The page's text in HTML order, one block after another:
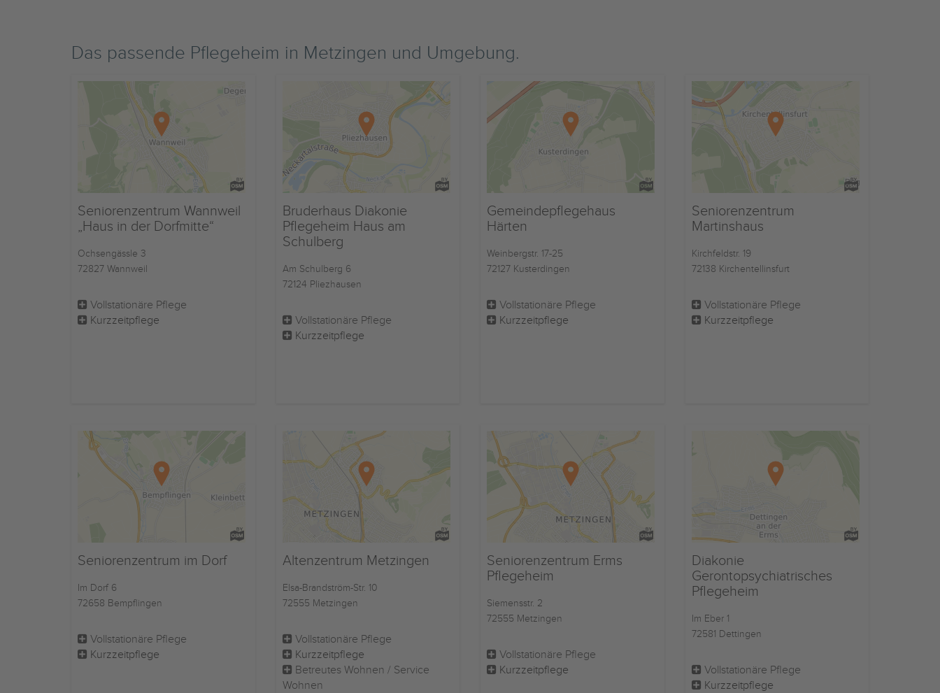
Das passende Pflegeheim in Metzingen und Umgebung.
Seniorenzentrum Wannweil
„Haus in der Dorfmitte“
Ochsengässle 3
72827 Wannweil
Vollstationäre Pflege
Kurzzeitpflege
Bruderhaus Diakonie
Pflegeheim Haus am
Schulberg
Am Schulberg 6
72124 Pliezhausen
Vollstationäre Pflege
Kurzzeitpflege
Gemeindepflegehaus
Härten
Weinbergstr. 17-25
72127 Kusterdingen
Vollstationäre Pflege
Kurzzeitpflege
Seniorenzentrum
Martinshaus
Kirchfeldstr. 19
72138 Kirchentellinsfurt
Vollstationäre Pflege
Kurzzeitpflege
Seniorenzentrum im Dorf
Im Dorf 6
72658 Bempflingen
Vollstationäre Pflege
Kurzzeitpflege
Altenzentrum Metzingen
Elsa-Brandström-Str. 10
72555 Metzingen
Vollstationäre Pflege
Kurzzeitpflege
Betreutes Wohnen / Service
Wohnen
Seniorenzentrum Erms
Pflegeheim
Siemensstr. 2
72555 Metzingen
Vollstationäre Pflege
Kurzzeitpflege
Diakonie
Gerontopsychiatrisches
Pflegeheim
Im Eber 1
72581 Dettingen
Vollstationäre Pflege
Kurzzeitpflege